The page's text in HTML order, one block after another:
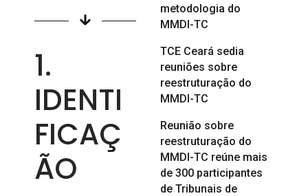
1.
IDENTI
FICAÇ
ÃO
metodologia do
MMDI-TC
TCE Ceará sedia
reuniões sobre
reestruturação do
MMDI-TC
Reunião sobre
reestruturação do
MMDI-TC reúne mais
de 300 participantes
de Tribunais de